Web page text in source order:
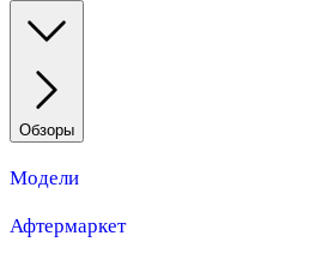
Обзоры
Модели
Афтермаркет